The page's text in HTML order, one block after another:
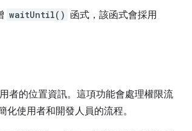
waitUntil() 函式，該函式會採用
者的位置資訊。這項功能會處理權限流
使用者和開發人員的流程。